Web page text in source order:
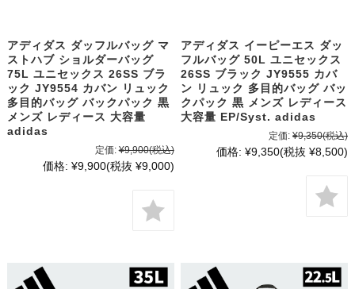
アディダス ダッフルバッグ マ
ストハブ ショルダーバッグ
75L ユニセックス 26SS ブラ
ック JY9554 カバン リュック
多目的バッグ バックパック 黒
メンズ レディース 大容量
adidas
定価: ¥9,900(税込)
価格: ¥9,900(税抜 ¥9,000)
アディダス イーピーエス ダッ
フルバッグ 50L ユニセックス
26SS ブラック JY9555 カバ
ン リュック 多目的バッグ バッ
クパック 黒 メンズ レディース
大容量 EP/Syst. adidas
定価: ¥9,350(税込)
価格: ¥9,350(税抜 ¥8,500)